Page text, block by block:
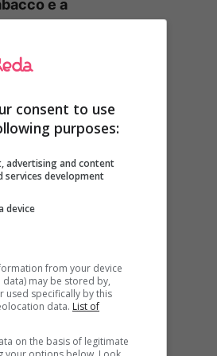
e a
il divieto di
la
di fumo
e di
più
le aree
in cui è
misura
consent to use
purposes:
advertising and content
services development
device
from your device
may be stored by,
used specifically by this
data. List of
on the basis of legitimate